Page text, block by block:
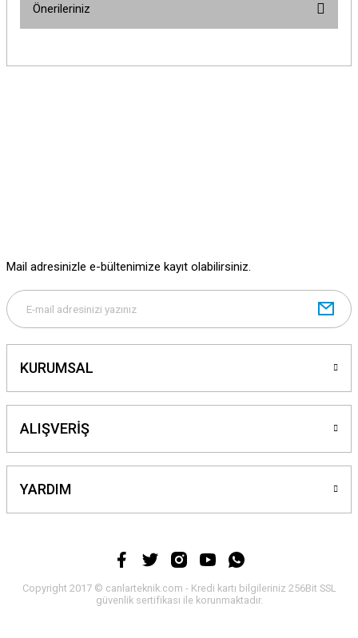
Önerileriniz
yetersiz gördüğünüz noktaları öneri formunu kullanarak tarafımıza
Gönder
Mail adresinizle e-bültenimize kayıt olabilirsiniz.
KURUMSAL
ALIŞVERİŞ
YARDIM
Copyright 2017 © canlarteknik.com - Kredi kartı bilgileriniz 256Bit SSL
güvenlik sertifikası ile korunmaktadır.